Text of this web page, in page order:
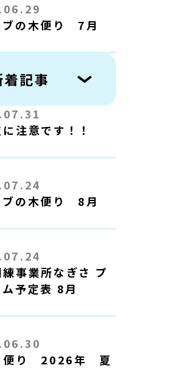
ブの木便り 7月
着記事
注意です！！
ブの木便り 8月
練事業所なぎさ プ
予定表 8月
便り 2026年 夏